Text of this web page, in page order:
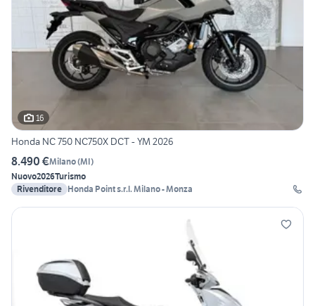
16
Honda NC 750 NC750X DCT - YM 2026
8.490 €Milano(MI)
Nuovo2026Turismo
Rivenditore Honda Point s.r.l. Milano - Monza